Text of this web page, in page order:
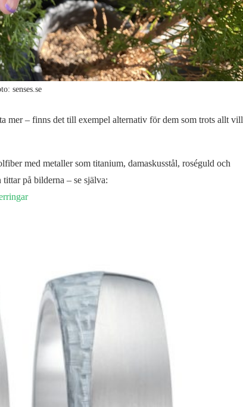
senses.se
mer – finns det till exempel alternativ för dem som trots allt vill
med metaller som titanium, damaskusstål, roséguld och
på bilderna – se själva: